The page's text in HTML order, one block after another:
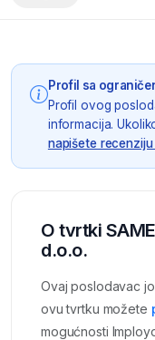
Profil sa
Profil ovog
informacija.
napišete
O tvrtki
d.o.o.
Ovaj poslodavac
ovu tvrtku možete
mogućnosti